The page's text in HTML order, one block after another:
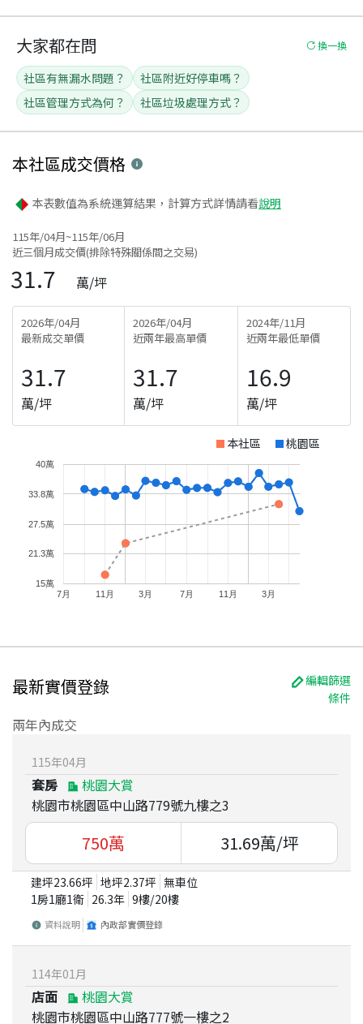
大家都在問 換一換
社區有無漏水問題？
社區附近好停車嗎？
社區管理方式為何？
社區垃圾處理方式？
本社區成交價格
本表數值為系統運算結果，計算方式詳情請看說明
115年/04月~115年/06月
近三個月成交價(排除特殊關係間之交易)
31.7 萬/坪
2026年/04月
最新成交單價
31.7
萬/坪
2026年/04月
近兩年最高單價
31.7
萬/坪
2024年/11月
近兩年最低單價
16.9
萬/坪
本社區 桃園區
7月 11月 3月 7月 11月 3月
15萬
21.3萬
27.5萬
33.8萬
40萬
最新實價登錄
編輯篩選
條件
兩年內成交
115年04月
套房
桃園大賞
桃園市桃園區中山路779號九樓之3
750萬 31.69萬/坪
建坪23.66坪 地坪2.37坪 無車位
1房1廳1衛 26.3年 9樓/20樓
資料說明 內政部實價登錄
114年01 月
店面
桃園大賞
桃園市桃園區中山路777號一樓之2